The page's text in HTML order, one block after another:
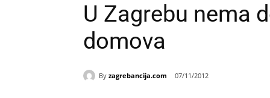
U Zagrebu nema
domova
By zagrebancija.com 07/11/2012